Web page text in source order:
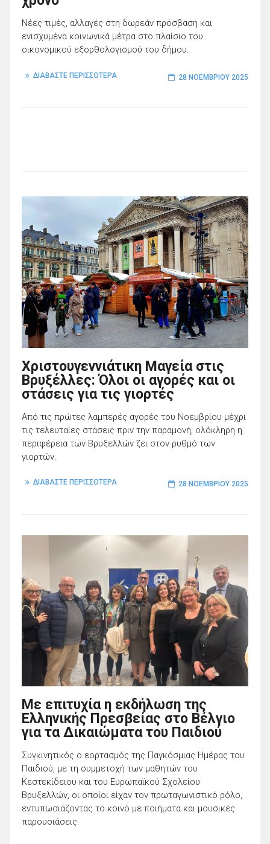
Νέες τιμές, αλλαγές στη δωρεάν πρόσβαση και
ενισχυμένα κοινωνικά μέτρα στο πλαίσιο του
οικονομικού εξορθολογισμού του δήμου.
ΔΙΑΒΑΣΤΕ ΠΕΡΙΣΣΟΤΕΡΑ 28 ΝΟΕΜΒΡΊΟΥ 2025
Χριστουγεννιάτικη Μαγεία στις
Βρυξέλλες: Όλοι οι αγορές και οι
στάσεις για τις γιορτές
Από τις πρώτες λαμπερές αγορές του Νοεμβρίου μέχρι
τις τελευταίες στάσεις πριν την παραμονή, ολόκληρη η
περιφέρεια των Βρυξελλών ζει στον ρυθμό των
γιορτών.
ΔΙΑΒΑΣΤΕ ΠΕΡΙΣΣΟΤΕΡΑ 28 ΝΟΕΜΒΡΊΟΥ 2025
Με επιτυχία η εκδήλωση της
Ελληνικής Πρεσβείας στο Βέλγιο
για τα Δικαιώματα του Παιδιού
Συγκινητικός ο εορτασμός της Παγκόσμιας Ημέρας του
Παιδιού, με τη συμμετοχή των μαθητών του
Κεστεκίδειου και του Ευρωπαϊκού Σχολείου
Βρυξελλών, οι οποίοι είχαν τον πρωταγωνιστικό ρόλο,
εντυπωσιάζοντας το κοινό με ποιήματα και μουσικές
παρουσιάσεις.